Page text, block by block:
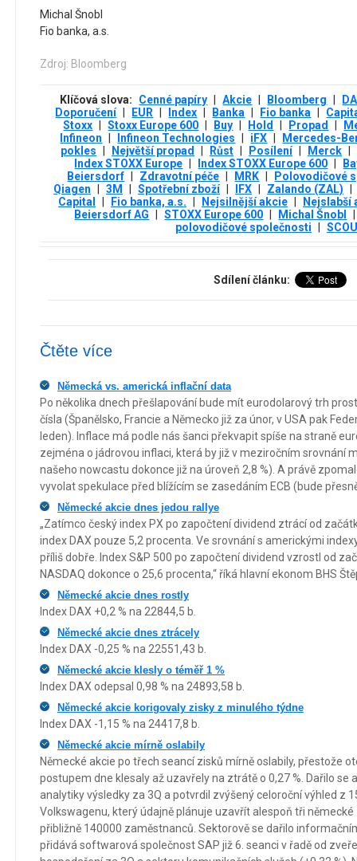
Michal Šnobl
Fio banka, a.s.
Zdroj: Bloomberg
Klíčová slova: Cenné papíry Akcie Bloomberg
Doporučení
EUR Index Banka Fio banka
Stoxx
Stoxx Europe 600 Buy Hold Propad
Infineon
Infineon Technologies iFX
Mercedes-
pokles
Největší propad Růst Posílení Merck
Index STOXX Europe
Index STOXX Europe 600
Beiersdorf
Zdravotní péče MRK
Polovodičové
Qiagen
3М Spotřební zboží IFX Zalando (ZAL)
Capital
Fio banka, a.s. Nejsilnější akcie
Nejslabší
Beiersdorf AG
STOXX Europe 600 Michal Šnobl
polovodičové společnosti
Sdílení článku:
Čtěte více
Německá vs. americká inflační data
Po několika dnech přešlapování bude mít eurodolarový trh
čísla (Španělsko, Francie a Německo již za únor, v USA pak
leden). Inflace má podle nás šanci překvapit spíše na straně
zejména o jádrovou inflaci, která by již v meziročním srovnání
našeho nowcastu dokonce již na úroveň 2,8 %). A právě
vyvolat spekulace před blížícím se zasedáním ECB (bude
Německé akcie dnes jedou rallye
„Zatímco český index PX po započtení dividend ztrácí od
index DAX pouze 5,2 procenta. Ve srovnání s americkými
příliš dobře. Index S&P 500 po započtení dividend vzrostl od
NASDAQ dokonce o 25,6 procenta,“ říká hlavní ekonom BHS
Německé akcie dnes rostly
Index DAX +0,2 % na 22844,5 b.
Německé akcie dnes ztrácely
Index DAX -0,25 % na 22551,43 b.
Německé akcie klesly o téměř 1 %
Index DAX odepsal 0,98 % na 24893,58 b.
Německé akcie korigovaly zisky z minulého týdne
Index DAX -1,15 % na 24417,8 b.
Německé akcie mírně oslabily
Německé akcie po třech seancí zisků mírně oslabily, přestože
postupem dne klesaly až uzavřely na ztrátě o 0,27 %. Dařilo se
analytiky výsledky za 3Q a potvrdil zvýšený celoroční výhled z
Volkswagenu, který údajně plánuje uzavřít alespoň tři
přibližně 140000 zaměstnanců. Sektorově se dařilo
přidává softwarová společnost SAP již 6. seanci v řadě od